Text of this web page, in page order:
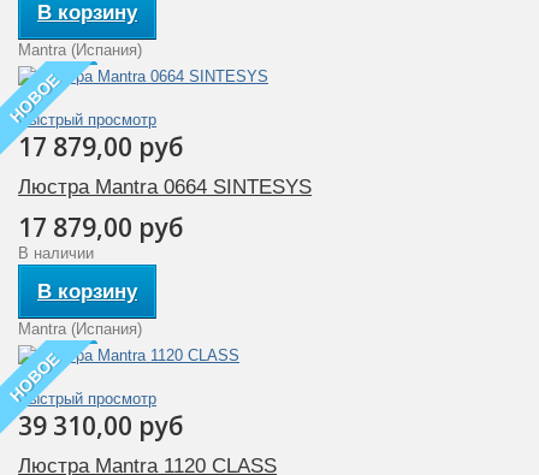
В корзину
Mantra (Испания)
Быстрый просмотр
17 879,00 руб
НОВОЕ
Люстра Mantra 0664 SINTESYS
17 879,00 руб
В наличии
В корзину
Mantra (Испания)
Быстрый просмотр
39 310,00 руб
НОВОЕ
Люстра Mantra 1120 CLASS